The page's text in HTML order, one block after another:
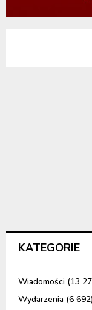
KATEGORIE
Wiadomości (13
Wydarzenia (6 692)